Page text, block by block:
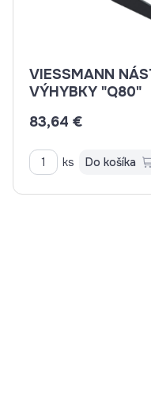
VIESSMANN
VÝHYBKY "Q80"
83,64 €
ks Do košíka